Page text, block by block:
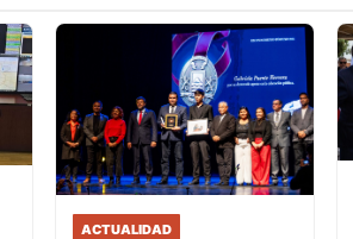
ACTUALIDAD